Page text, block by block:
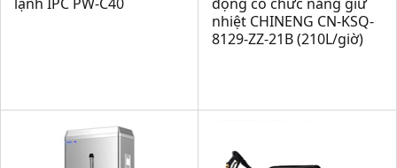
nhiệt CHINENG CN-KSQ-
8129-ZZ-21B (210L/giờ)